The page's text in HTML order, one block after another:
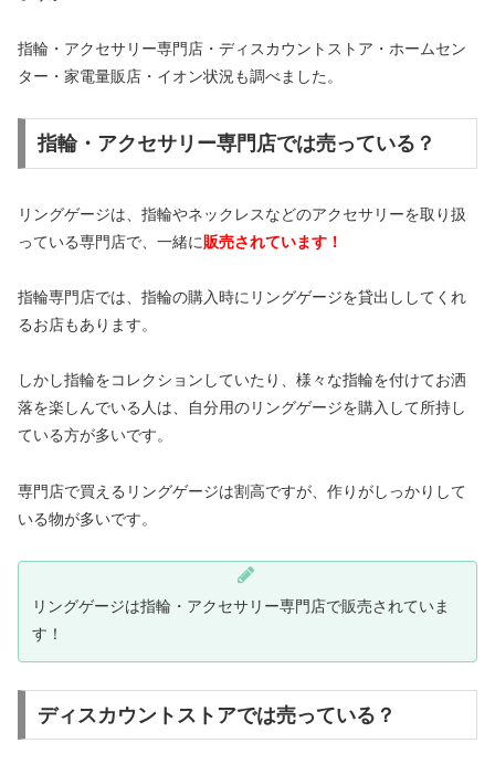
指輪・アクセサリー専門店・ディスカウントストア・ホームセン
ター・家電量販店・イオン状況も調べました。
指輪・アクセサリー専門店では売っている？
リングゲージは、指輪やネックレスなどのアクセサリーを取り扱
っている専門店で、一緒に 販売されています！
指輪専門店では、指輪の購入時にリングゲージを貸出ししてくれ
るお店もあります。
しかし指輪をコレクションしていたり、様々な指輪を付けてお洒
落を楽しんでいる人は、自分用のリングゲージを購入して所持し
ている方が多いです。
専門店で買えるリングゲージは割高ですが、作りがしっかりして
いる物が多いです。
リングゲージは指輪・アクセサリー専門店で販売されていま
す！
ディスカウントストアでは売っている？